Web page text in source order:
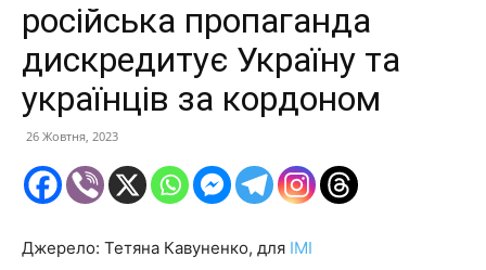
російська пропаганда
дискредитує Україну та
українців за кордоном
26 Жовтня, 2023
Джерело: Тетяна Кавуненко, для ІМІ